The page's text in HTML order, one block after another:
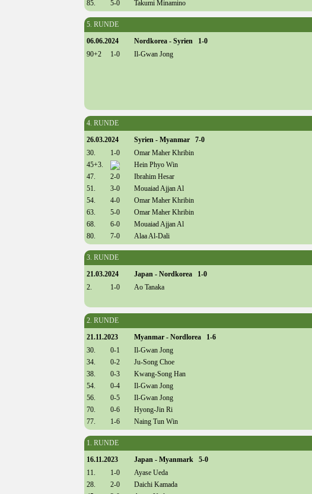
85.
5-0 Takumi Minamino
5. RUNDE
06.06.2024
Nordkorea - Syrien 1-0
90+2
1-0 Il-Gwan Jong
4. RUNDE
26.03.2024
Syrien - Myanmar 7-0
30.
1-0
Omar Maher Khribin
45+3.
Hein Phyo Win
47.
2-0
Ibrahim Hesar
51.
3-0
Mouaiad Ajjan Al
54.
4-0
Omar Maher Khribin
63.
5-0
Omar Maher Khribin
68.
6-0
Mouaiad Ajjan Al
80.
7-0 Alaa Al-Dali
3. RUNDE
21.03.2024
Japan - Nordkorea 1-0
2.
1-0 Ao Tanaka
2. RUNDE
21.11.2023
Myanmar - Nordlorea 1-6
30.
0-1 Il-Gwan Jong
34.
0-2 Ju-Song Choe
38.
0-3 Kwang-Song Han
54.
0-4 Il-Gwan Jong
56.
0-5 Il-Gwan Jong
70.
0-6
Hyong-Jin Ri
77.
1-6 Naing Tun Win
1. RUNDE
16.11.2023
Japan - Myanmark 5-0
11.
1-0 Ayase Ueda
28.
2-0
Daichi Kamada